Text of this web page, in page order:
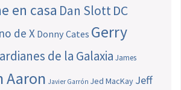
en casa Dan SlottDC
de X Donny Cates Gerry
de la Galaxia James
Aaron Javier Garrón Jed MacKay Jeff